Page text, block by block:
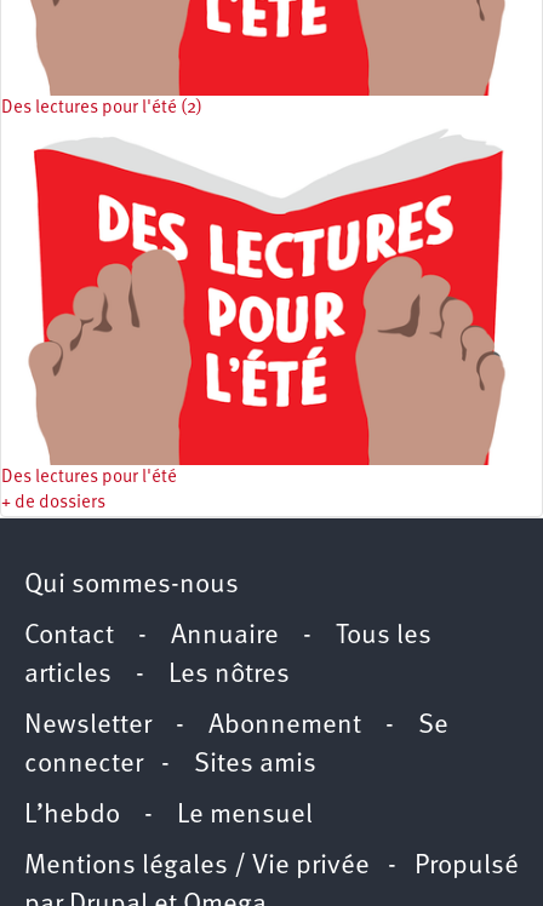
Des lectures pour l'été (2)
Des lectures pour l'été
+ de dossiers
Qui sommes-nous
Contact - Annuaire -
Tous les
articles - Les nôtres
Newsletter- Abonnement - Se
connecter- Sites amis
L’hebdo - Le mensuel
Mentions légales / Vie privée - Propulsé